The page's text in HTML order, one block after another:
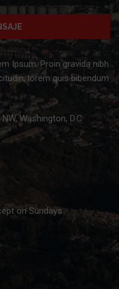
Ipsum. Proin gravida nibh
lorem quis bibendum
Washington, D.C.
on Sundays